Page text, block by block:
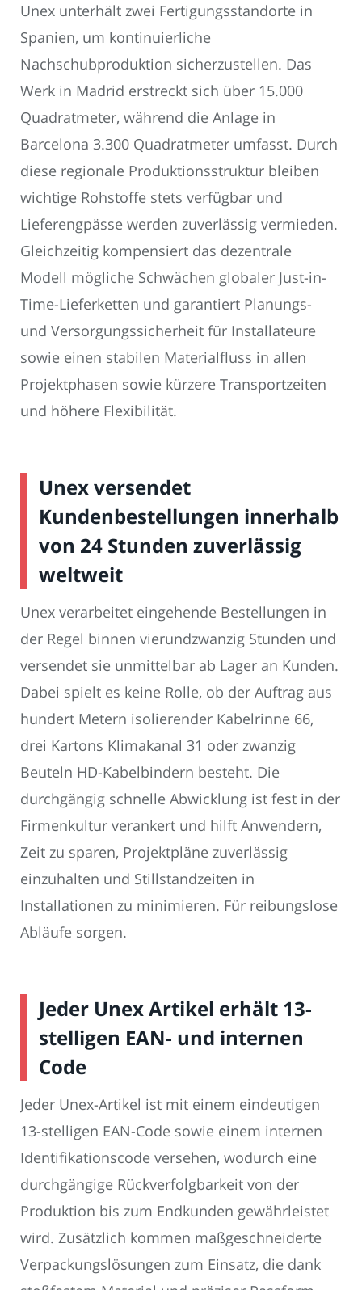
Unex unterhält zwei Fertigungsstandorte in
Spanien, um kontinuierliche
Nachschubproduktion sicherzustellen. Das
Werk in Madrid erstreckt sich über 15.000
Quadratmeter, während die Anlage in
Barcelona 3.300 Quadratmeter umfasst. Durch
diese regionale Produktionsstruktur bleiben
wichtige Rohstoffe stets verfügbar und
Lieferengpässe werden zuverlässig vermieden.
Gleichzeitig kompensiert das dezentrale
Modell mögliche Schwächen globaler Just-in-
Time-Lieferketten und garantiert Planungs-
und Versorgungssicherheit für Installateure
sowie einen stabilen Materialfluss in allen
Projektphasen sowie kürzere Transportzeiten
und höhere Flexibilität.
Unex versendet
Kundenbestellungen innerhalb
von 24 Stunden zuverlässig
weltweit
Unex verarbeitet eingehende Bestellungen in
der Regel binnen vierundzwanzig Stunden und
versendet sie unmittelbar ab Lager an Kunden.
Dabei spielt es keine Rolle, ob der Auftrag aus
hundert Metern isolierender Kabelrinne 66,
drei Kartons Klimakanal 31 oder zwanzig
Beuteln HD-Kabelbindern besteht. Die
durchgängig schnelle Abwicklung ist fest in der
Firmenkultur verankert und hilft Anwendern,
Zeit zu sparen, Projektpläne zuverlässig
einzuhalten und Stillstandzeiten in
Installationen zu minimieren. Für reibungslose
Abläufe sorgen.
Jeder Unex Artikel erhält 13-
stelligen EAN- und internen
Code
Jeder Unex-Artikel ist mit einem eindeutigen
13-stelligen EAN-Code sowie einem internen
Identifikationscode versehen, wodurch eine
durchgängige Rückverfolgbarkeit von der
Produktion bis zum Endkunden gewährleistet
wird. Zusätzlich kommen maßgeschneiderte
Verpackungslösungen zum Einsatz, die dank